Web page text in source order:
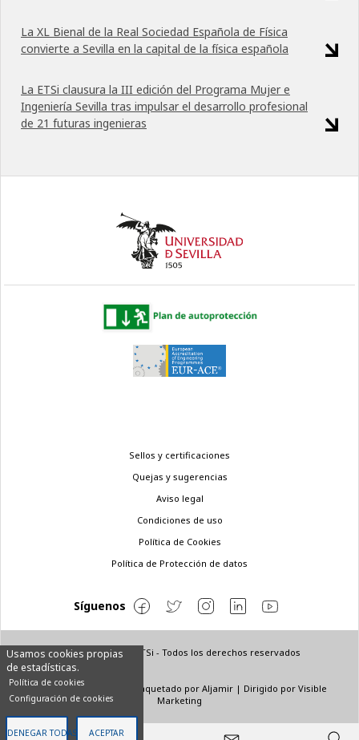
Usamos cookies propias
de estadísticas.
Política de cookies
Configuración de cookies
DENEGAR TODAS ACEPTAR
La XL Bienal de la Real Sociedad Española de Física
convierte a Sevilla en la capital de la física española
La ETSi clausura la III edición del Programa Mujer e
Ingeniería Sevilla tras impulsar el desarrollo profesional
de 21 futuras ingenieras
© Copyright 2022 ETSi - Todos los derechos reservados
Sellos y certificaciones
Quejas y sugerencias
Aviso legal
Condiciones de uso
Política de Cookies
Política de Protección de datos
Síguenos
Diseñado por | Maquetado por Aljamir| Dirigido por Visible
Marketing